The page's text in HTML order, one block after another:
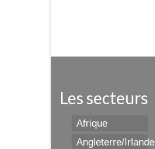
Les secteurs
Afrique
Angleterre/Irlande